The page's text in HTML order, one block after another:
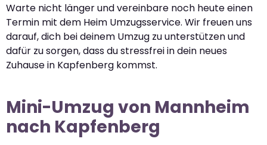
Warte nicht länger und vereinbare noch heute einen
Termin mit dem Heim Umzugsservice. Wir freuen uns
darauf, dich bei deinem Umzug zu unterstützen und
dafür zu sorgen, dass du stressfrei in dein neues
Zuhause in Kapfenberg kommst.
Mini-Umzug von Mannheim
nach Kapfenberg